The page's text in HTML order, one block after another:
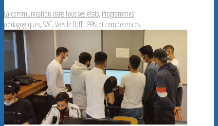
La communication dans tous ses états,Programmes
pédagogiques,SAÉ,Vers le BUT : PPN et compétences